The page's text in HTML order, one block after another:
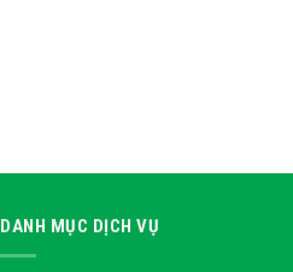
DANH MỤC DỊCH VỤ